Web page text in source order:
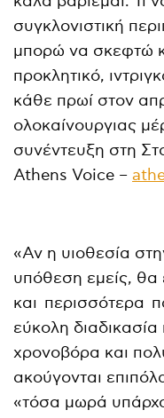
συγκλονιστική
μπορώ να σκεφτώ
προκλητικό,
κάθε πρωί στον
ολοκαίνουργιας
συνέντευξη στη
Athens Voice –
«Αν η υιοθεσία
υπόθεση εμείς, θα
και περισσότερα
εύκολη διαδικασία
χρονοβόρα και
ακούγονται
«τόσα μωρά